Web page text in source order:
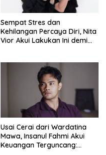
Sempat Stres dan
Kehilangan Percaya Diri, Nita
Vior Akui Lakukan Ini demi
Usai Cerai dari Wardatina
Mawa, Insanul Fahmi Akui
Keuangan Terguncang: